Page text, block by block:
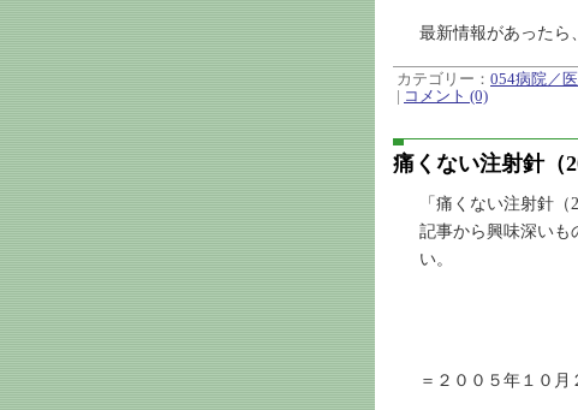
最新情報があったら
カテゴリー： 054病院／
コメント (0)
痛くない注射針（
「痛くない注射針
記事から興味深いも
い。
＝２００５年１０月